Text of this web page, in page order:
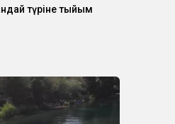
түріне тыйым